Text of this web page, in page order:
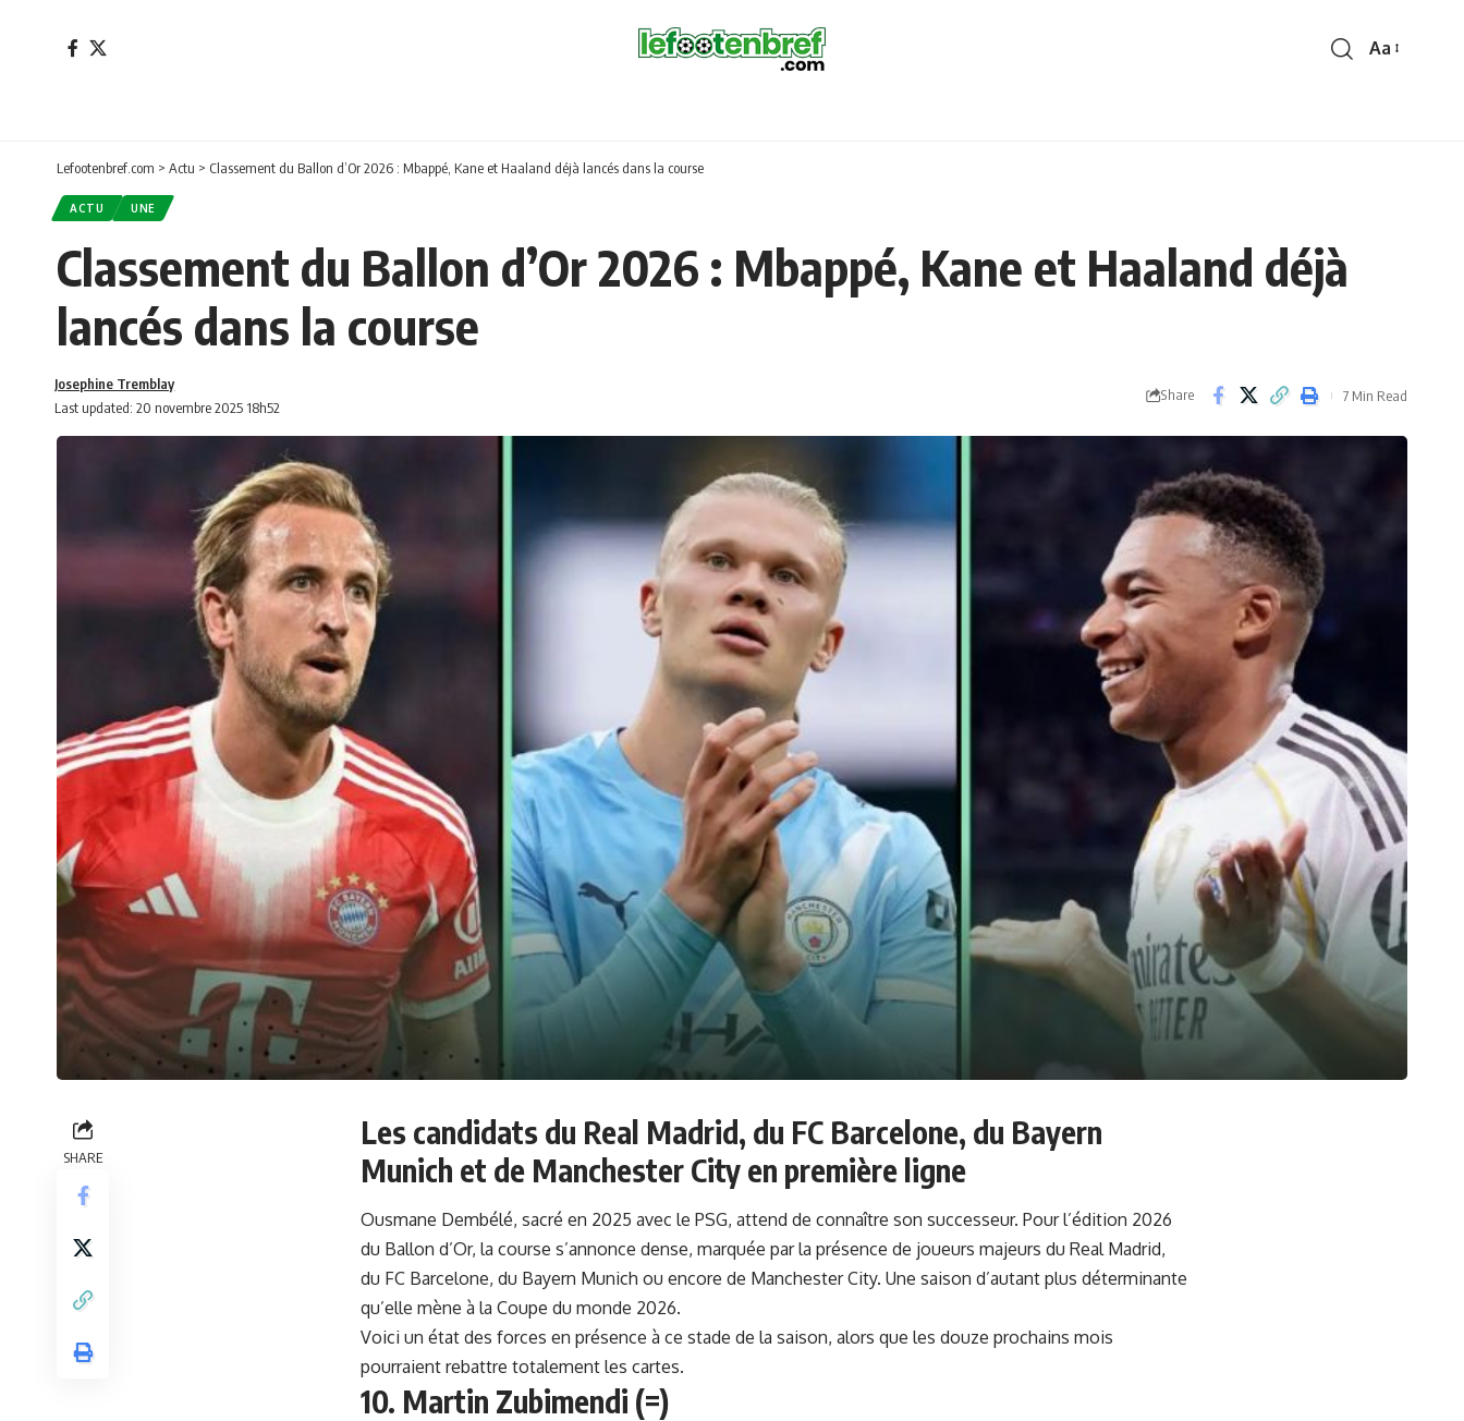
Font
Aa
Lefootenbref.com > Actu > Classement du Ballon d’Or 2026 : Mbappé, Kane et Haaland déjà lancés dans la course
ACTU UNE
Classement du Ballon d’Or 2026 : Mbappé, Kane et Haaland déjà
lancés dans la course
Last updated: 20 novembre 2025 18h52
Josephine Tremblay
Share 7 Min Read
SHARE
Les candidats du Real Madrid, du FC Barcelone, du Bayern
Munich et de Manchester City en première ligne
Ousmane Dembélé, sacré en 2025 avec le PSG, attend de connaître son successeur. Pour l’édition 2026
du Ballon d’Or, la course s’annonce dense, marquée par la présence de joueurs majeurs du Real Madrid,
du FC Barcelone, du Bayern Munich ou encore de Manchester City. Une saison d’autant plus déterminante
qu’elle mène à la Coupe du monde 2026.
Voici un état des forces en présence à ce stade de la saison, alors que les douze prochains mois
pourraient rebattre totalement les cartes.
10. Martin Zubimendi (=)